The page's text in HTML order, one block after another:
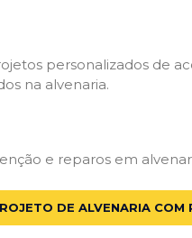
personalizados de
na alvenaria.
e reparos em
DE ALVENARIA COM